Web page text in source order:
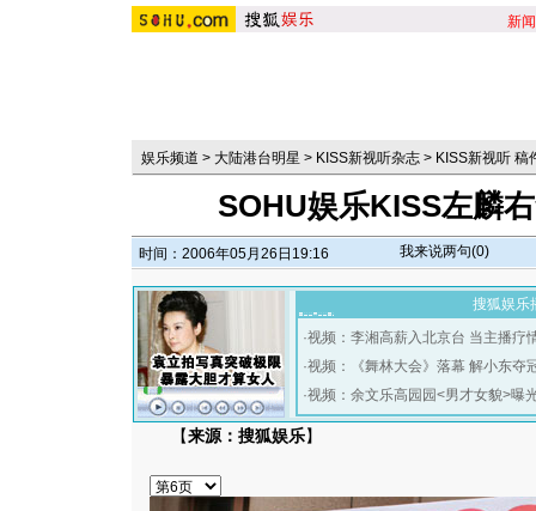
新闻
娱乐频道 > 大陆港台明星 > KISS新视听杂志 > KISS新视听 稿
SOHU娱乐KISS左麟
时间：2006年05月26日19:16 我来说两句(0)
搜狐娱乐
·视频：李湘高薪入北京台 当主播疗
·视频：《舞林大会》落幕 解小东夺
·视频：余文乐高园园<男才女貌>曝
【来源：搜狐娱乐】